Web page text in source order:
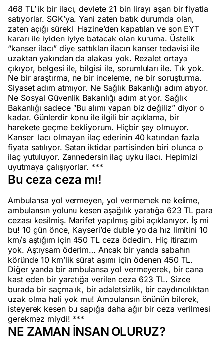
468 TL’lik bir ilacı, devlete 21 bin lirayı aşan bir fiyatla
satıyorlar. SGK’ya. Yani zaten batık durumda olan,
zaten açığı sürekli Hazine’den kapatılan ve son EYT
kararı ile iyiden iyiye batacak olan kuruma. Üstelik
“kanser ilacı” diye sattıkları ilacın kanser tedavisi ile
uzaktan yakından da alakası yok. Rezalet ortaya
çıkıyor, belgesi ile, bilgisi ile, sorumluları ile. Tık yok.
Ne bir araştırma, ne bir inceleme, ne bir soruşturma.
Siyaset adım atmıyor. Ne Sağlık Bakanlığı adım atıyor.
Ne Sosyal Güvenlik Bakanlığı adım atıyor. Sağlık
Bakanlığı sadece “Bu alımı yapan biz değiliz” diyor o
kadar. Günlerdir konu ile ilgili bir açıklama, bir
harekete geçme bekliyorum. Hiçbir şey olmuyor.
Kanser ilacı olmayan ilaç ederinin 40 katından fazla
fiyata satılıyor. Satan iktidar partisinden biri olunca o
ilaç yutuluyor. Zannedersin ilaç uyku ilacı. Hepimizi
uyutmaya çalışıyorlar. ***
Bu ceza ceza mı!
Ambulansa yol vermeyen, yol vermemek ne kelime,
ambulansın yolunu kesen aşağılık yaratığa 623 TL para
cezası kesilmiş. Marifet yapılmış gibi açıklanıyor. İş mi
bu! 10 gün önce, Kayseri’de duble yolda hız limitini 10
km/s aştığım için 450 TL ceza ödedim. Hiç itirazım
yok. Aştıysam öderim… Ancak bir yanda sabahın
köründe 10 km’lik sürat aşımı için ödenen 450 TL.
Diğer yanda bir ambulansa yol vermeyerek, bir cana
kast eden bir yaratığa verilen ceza 623 TL. Sizce
burada bir saçmalık, bir adaletsizlik, bir caydırıcılıktan
uzak olma hali yok mu! Ambulansın önünün bilerek,
isteyerek kesen bu sapığa daha ağır bir ceza verilmesi
gerekmez miydi! ***
NE ZAMAN İNSAN OLURUZ?